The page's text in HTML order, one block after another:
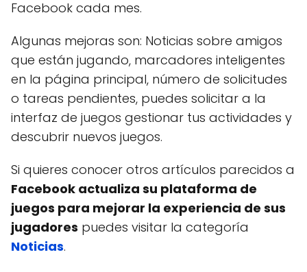
Facebook cada mes.
Algunas mejoras son: Noticias sobre amigos
que están jugando, marcadores inteligentes
en la página principal, número de solicitudes
o tareas pendientes, puedes solicitar a la
interfaz de juegos gestionar tus actividades y
descubrir nuevos juegos.
Si quieres conocer otros artículos parecidos a
Facebook actualiza su plataforma de
juegos para mejorar la experiencia de sus
jugadores puedes visitar la categoría
Noticias.